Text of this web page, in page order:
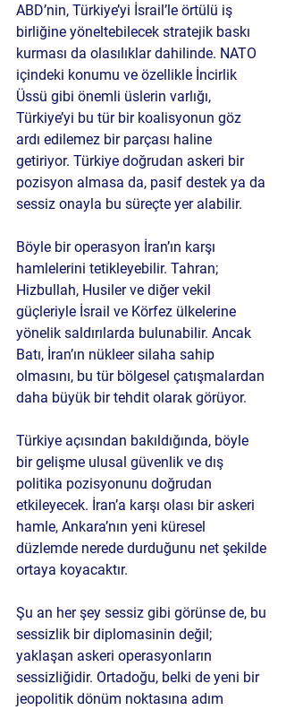
ABD’nin, Türkiye’yi İsrail’le örtülü iş
birliğine yöneltebilecek stratejik baskı
kurması da olasılıklar dahilinde. NATO
içindeki konumu ve özellikle İncirlik
Üssü gibi önemli üslerin varlığı,
Türkiye’yi bu tür bir koalisyonun göz
ardı edilemez bir parçası haline
getiriyor. Türkiye doğrudan askeri bir
pozisyon almasa da, pasif destek ya da
sessiz onayla bu süreçte yer alabilir.
Böyle bir operasyon İran’ın karşı
hamlelerini tetikleyebilir. Tahran;
Hizbullah, Husiler ve diğer vekil
güçleriyle İsrail ve Körfez ülkelerine
yönelik saldırılarda bulunabilir. Ancak
Batı, İran’ın nükleer silaha sahip
olmasını, bu tür bölgesel çatışmalardan
daha büyük bir tehdit olarak görüyor.
Türkiye açısından bakıldığında, böyle
bir gelişme ulusal güvenlik ve dış
politika pozisyonunu doğrudan
etkileyecek. İran’a karşı olası bir askeri
hamle, Ankara’nın yeni küresel
düzlemde nerede durduğunu net şekilde
ortaya koyacaktır.
Şu an her şey sessiz gibi görünse de, bu
sessizlik bir diplomasinin değil;
yaklaşan askeri operasyonların
sessizliğidir. Ortadoğu, belki de yeni bir
jeopolitik dönüm noktasına adım